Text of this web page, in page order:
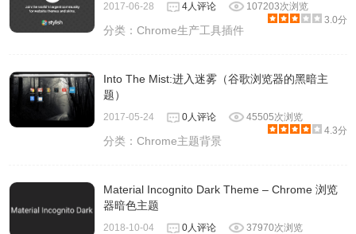
2017-06-28 4人评论
107203次浏览
3.0分
分类：Chrome生产工具插件
Into The Mist:进入迷雾（谷歌浏览器的黑暗主
题）
2017-05-24 0人评论
45505次浏览
4.3分
分类：Chrome主题背景
Material Incognito Dark Theme – Chrome 浏览
器暗色主题
2018-10-04 0人评论
37970次浏览